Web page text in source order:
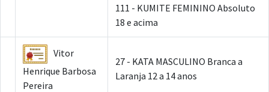
111 - KUMITE FEMININO Absoluto
18 e acima
Vitor
Henrique Barbosa
Pereira
27 - KATA MASCULINO Branca a
Laranja 12 a 14 anos